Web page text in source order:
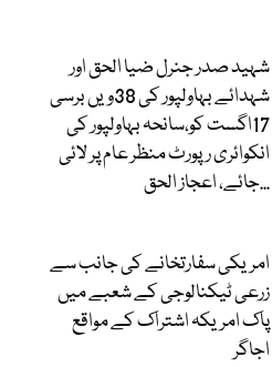
شہید صدر جنرل ضیا الحق اور
شہدائے بہاولپور کی 38ویں برسی
17اگست کو،سانحہ بہاولپور کی
انکوائری رپورٹ منظر عام پر لائی
جائے، اعجاز الحق...
امریکی سفارتخانے کی جانب سے
زرعی ٹیکنالوجی کے شعبے میں
پاک امریکہ اشتراک کے مواقع
اجاگر